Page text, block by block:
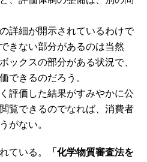
詳細が開示されているわけで
きない部分があるのは当然
ックスの部分がある状況で、
できるのだろう。
評価した結果がすみやかに公
覧できるのでなれば、消費者
がない。
ている。
「化学物質審査法を